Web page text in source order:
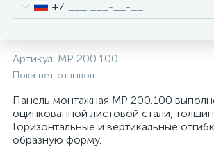
+7
Артикул: MP 200.100
Пока нет отзывов
Панель монтажная MP 200.100
оцинкованной листовой стали,
Горизонтальные и вертикальные
образную форму.